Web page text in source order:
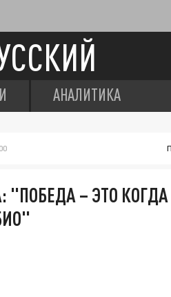
АНАЛИТИКА
"ПОБЕДА – ЭТО